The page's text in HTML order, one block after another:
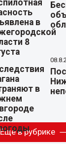
Еще в рубрике